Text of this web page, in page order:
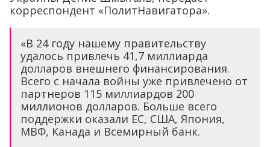
корреспондент «ПолитНавигатора».
«В 24 году нашему правительству
удалось привлечь 41,7 миллиарда
долларов внешнего финансирования.
Всего с начала войны уже привлечено от
партнеров 115 миллиардов 200
миллионов долларов. Больше всего
поддержки оказали ЕС, США, Япония,
МВФ, Канада и Всемирный банк.